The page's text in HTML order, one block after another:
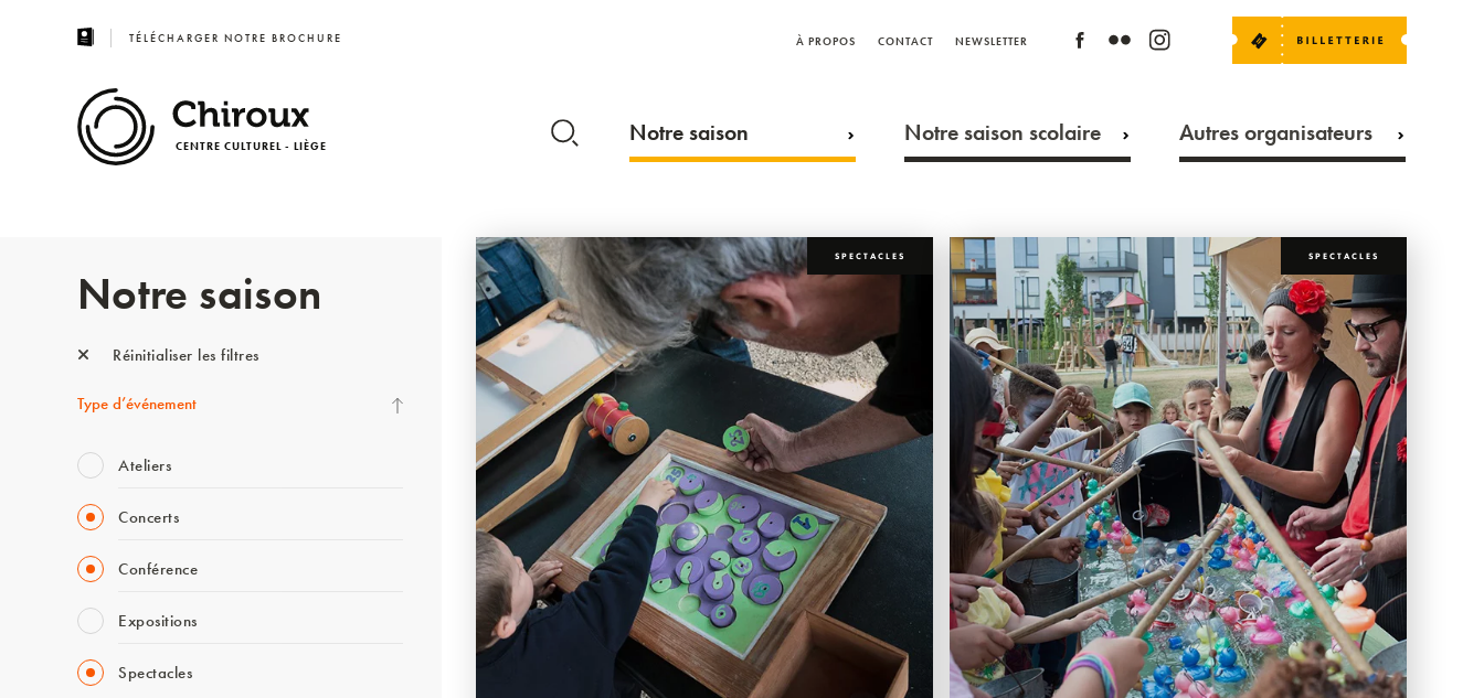
TÉLÉCHARGER NOTRE BROCHURE À PROPOS CONTACT NEWSLETTER
CENTRE CULTUREL - LIÈGE Notre saison Notre saison scolaire Autres organisateurs
Notre saison
Réinitialiser les filtres
Type d’événement
Ateliers
Concerts
Conférence
Expositions
Spectacles
SPECTACLES SPECTACLES